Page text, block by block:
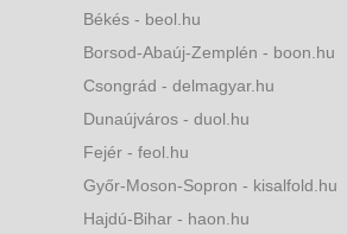
Békés - beol.hu
Borsod-Abaúj-Zemplén - boon.hu
Csongrád - delmagyar.hu
Dunaújváros - duol.hu
Fejér - feol.hu
Győr-Moson-Sopron - kisalfold.hu
Hajdú-Bihar - haon.hu